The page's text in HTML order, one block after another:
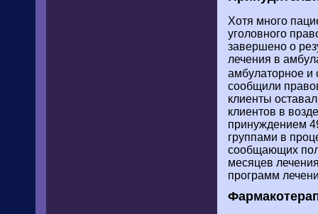
Хотя много
уголовного
завершено о
лечения в
амбулаторное и
сообщили
клиенты
клиентов в
принуждением
группами в
сообщающих
месяцев
программ